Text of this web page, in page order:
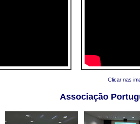
Clicar nas
Associação